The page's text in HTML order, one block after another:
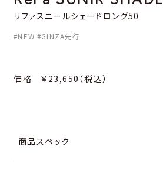
#NEW #GINZA先行
リファスニールシェードロング50
価格 ￥23,650（税込）
商品スペック